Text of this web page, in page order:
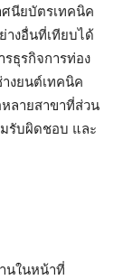
นียบัตรเทคนิค
งอื่นที่เทียบได้
ธุรกิจการท่อง
งยนต์เทคนิค
ลายสาขาที่ส่วน
รับผิดชอบ และ
นในหน้าที่